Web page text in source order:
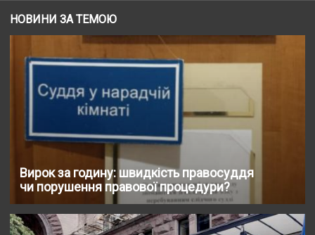
НОВИНИ ЗА ТЕМОЮ
Вирок за годину: швидкість правосуддя
чи порушення правової процедури?